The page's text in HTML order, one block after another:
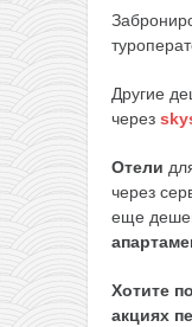
Другие
через
Отели
через
еще
Хотите
акциях